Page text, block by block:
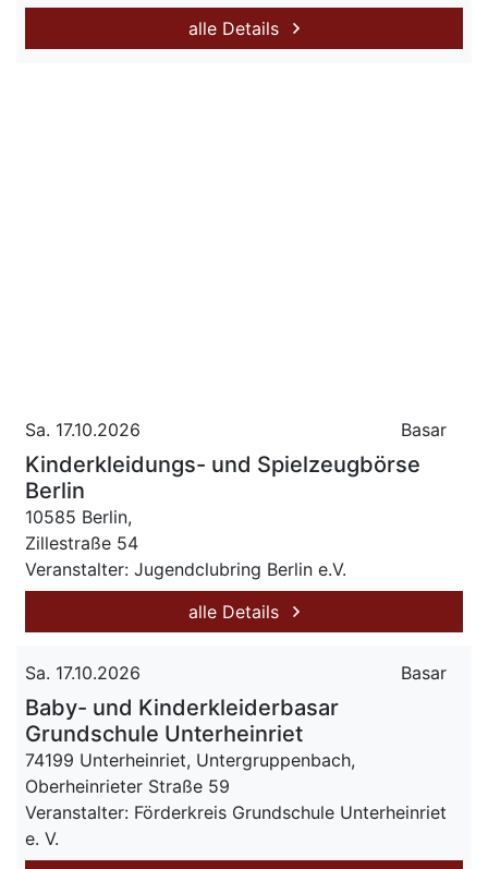
alle Details
Sa. 17.10.2026 Basar
Kinderkleidungs- und Spielzeugbörse
Berlin
10585 Berlin,
Zillestraße 54
Veranstalter: Jugendclubring Berlin e.V.
alle Details
Sa. 17.10.2026 Basar
Baby- und Kinderkleiderbasar
Grundschule Unterheinriet
74199 Unterheinriet, Untergruppenbach,
Oberheinrieter Straße 59
Veranstalter: Förderkreis Grundschule Unterheinriet
e. V.